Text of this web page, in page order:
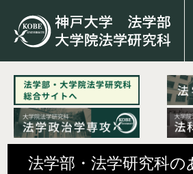
法学部・法学研究科の